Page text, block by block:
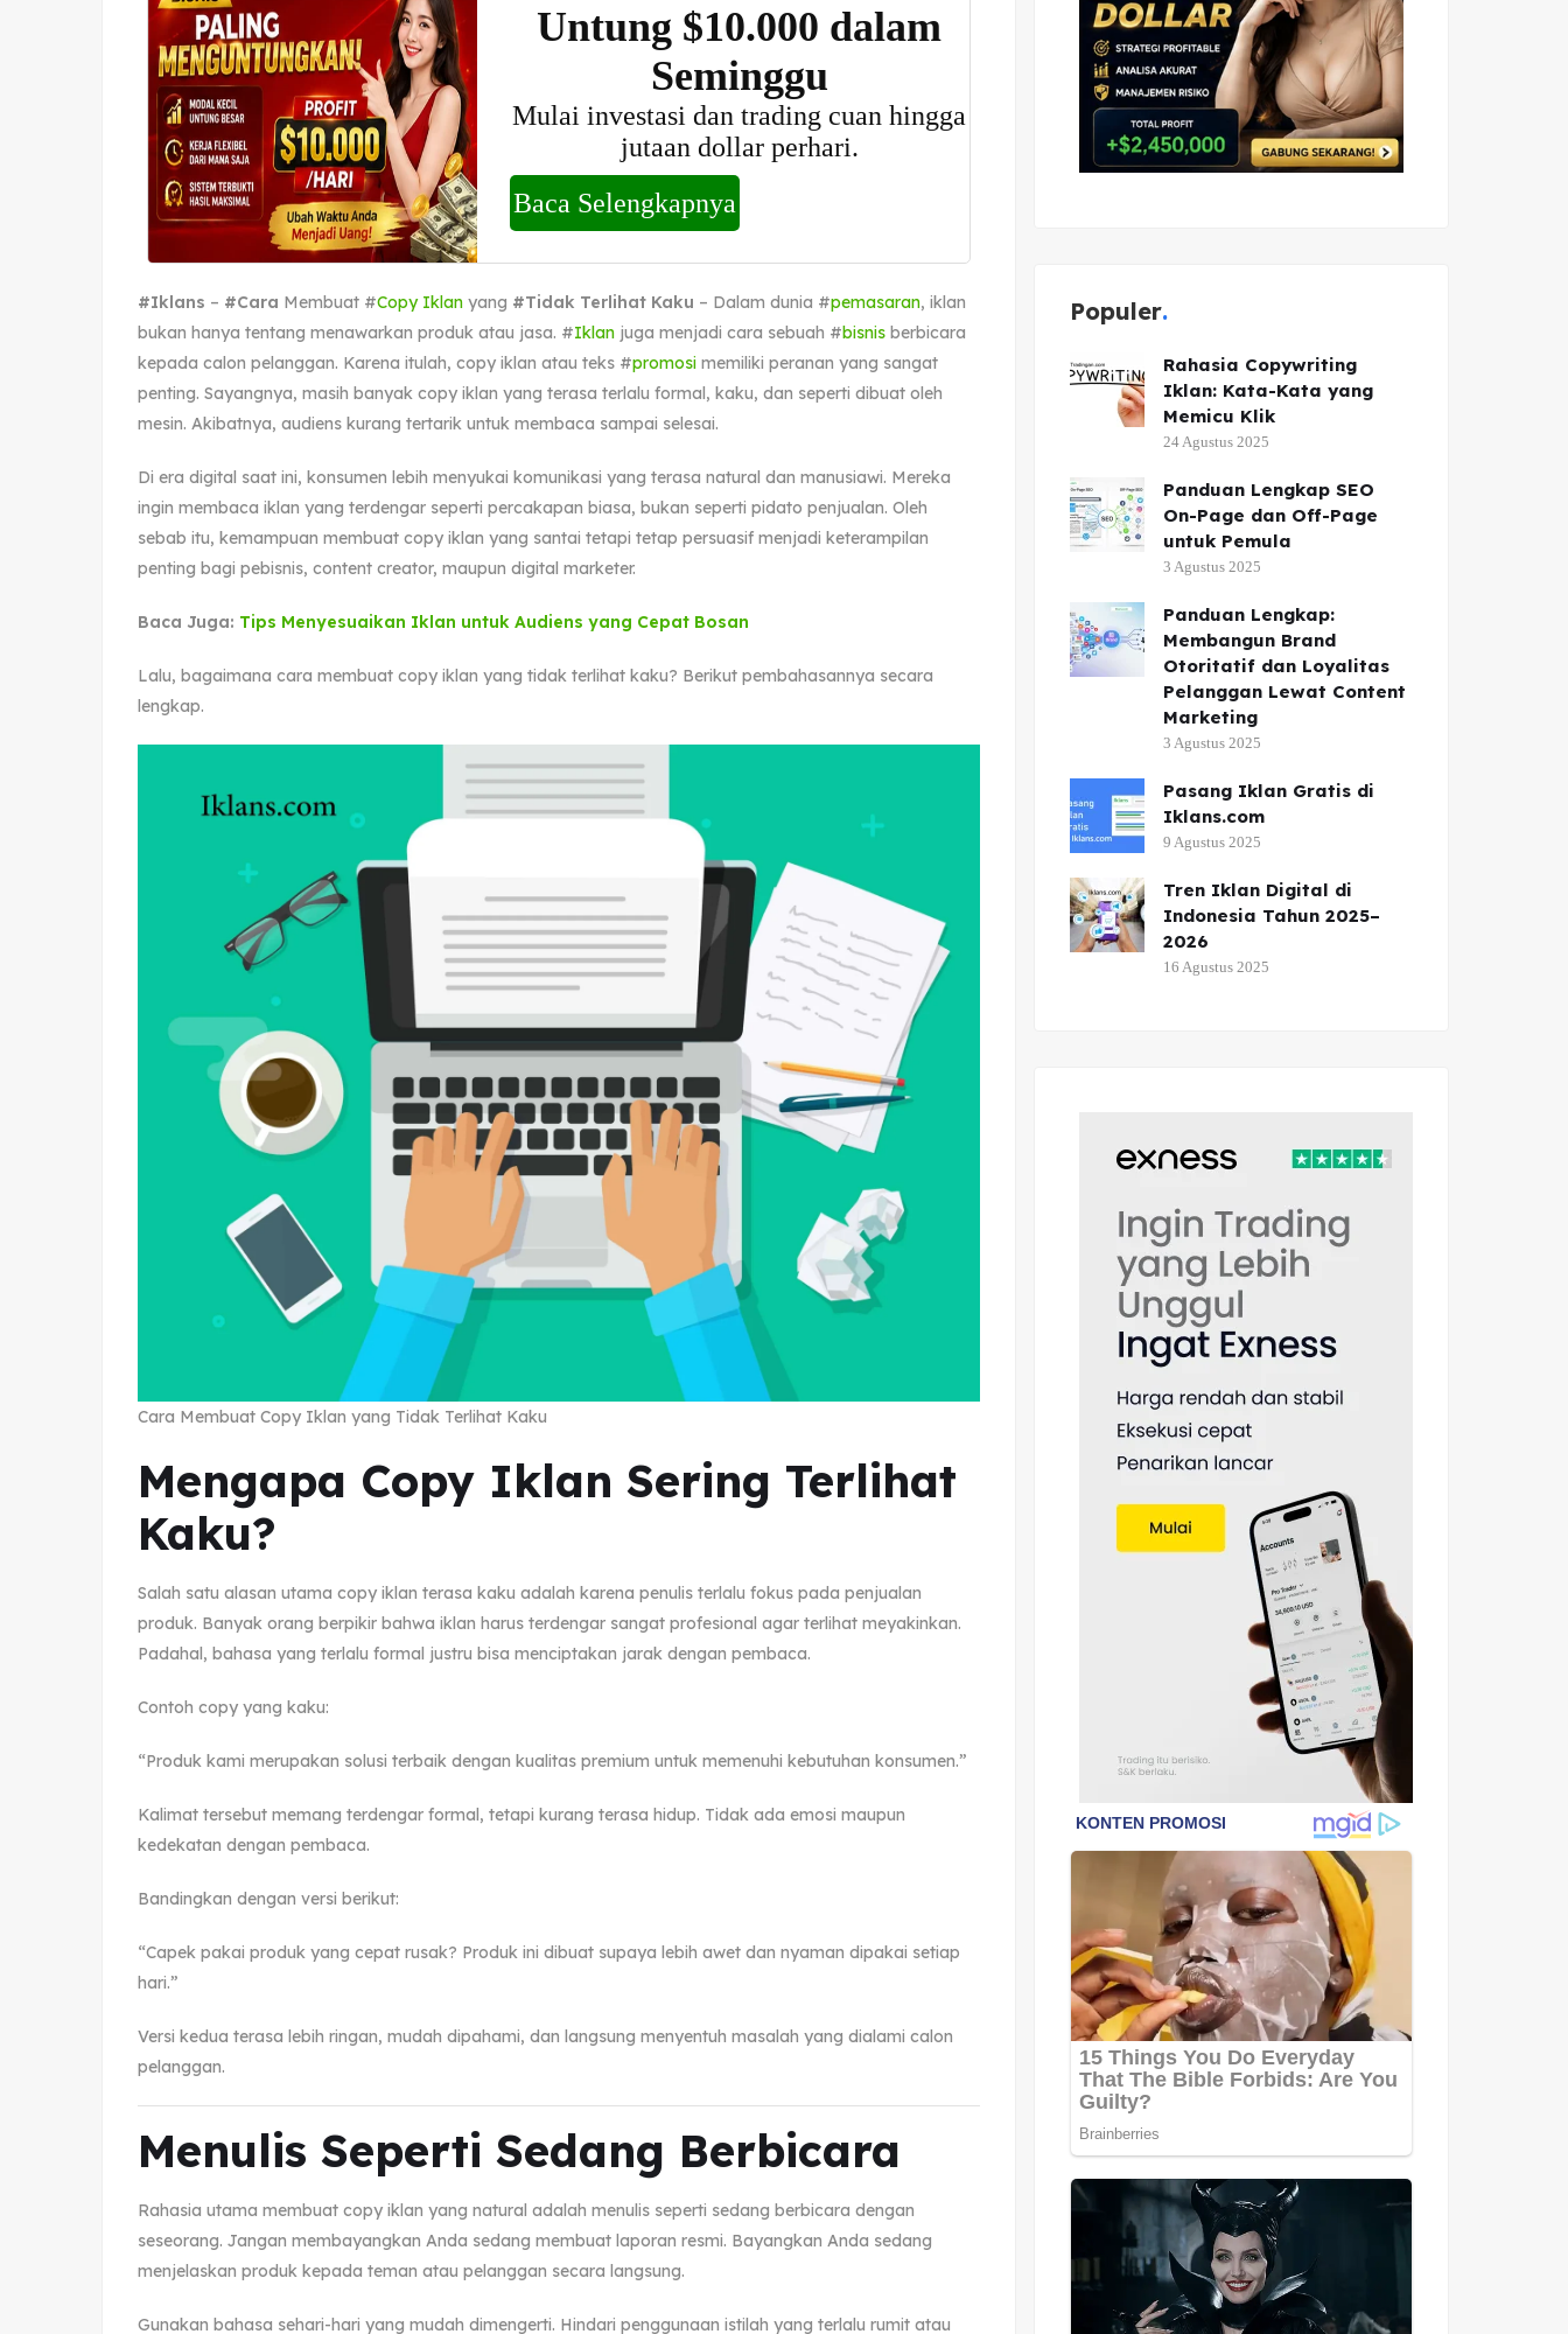
#Iklans – #Cara Membuat #Copy Iklan yang #Tidak Terlihat Kaku – Dalam dunia #pemasaran, iklan
bukan hanya tentang menawarkan produk atau jasa. #Iklan juga menjadi cara sebuah #bisnis berbicara
kepada calon pelanggan. Karena itulah, copy iklan atau teks #promosi memiliki peranan yang sangat
penting. Sayangnya, masih banyak copy iklan yang terasa terlalu formal, kaku, dan seperti dibuat oleh
mesin. Akibatnya, audiens kurang tertarik untuk membaca sampai selesai.
Di era digital saat ini, konsumen lebih menyukai komunikasi yang terasa natural dan manusiawi. Mereka
ingin membaca iklan yang terdengar seperti percakapan biasa, bukan seperti pidato penjualan. Oleh
sebab itu, kemampuan membuat copy iklan yang santai tetapi tetap persuasif menjadi keterampilan
penting bagi pebisnis, content creator, maupun digital marketer.
Baca Juga: Tips Menyesuaikan Iklan untuk Audiens yang Cepat Bosan
Lalu, bagaimana cara membuat copy iklan yang tidak terlihat kaku? Berikut pembahasannya secara
lengkap.
Cara Membuat Copy Iklan yang Tidak Terlihat Kaku
Mengapa Copy Iklan Sering Terlihat
Kaku?
Salah satu alasan utama copy iklan terasa kaku adalah karena penulis terlalu fokus pada penjualan
produk. Banyak orang berpikir bahwa iklan harus terdengar sangat profesional agar terlihat meyakinkan.
Padahal, bahasa yang terlalu formal justru bisa menciptakan jarak dengan pembaca.
Contoh copy yang kaku:
“Produk kami merupakan solusi terbaik dengan kualitas premium untuk memenuhi kebutuhan konsumen.”
Kalimat tersebut memang terdengar formal, tetapi kurang terasa hidup. Tidak ada emosi maupun
kedekatan dengan pembaca.
Bandingkan dengan versi berikut:
“Capek pakai produk yang cepat rusak? Produk ini dibuat supaya lebih awet dan nyaman dipakai setiap
hari.”
Versi kedua terasa lebih ringan, mudah dipahami, dan langsung menyentuh masalah yang dialami calon
pelanggan.
Menulis Seperti Sedang Berbicara
Rahasia utama membuat copy iklan yang natural adalah menulis seperti sedang berbicara dengan
seseorang. Jangan membayangkan Anda sedang membuat laporan resmi. Bayangkan Anda sedang
menjelaskan produk kepada teman atau pelanggan secara langsung.
Gunakan bahasa sehari-hari yang mudah dimengerti. Hindari penggunaan istilah yang terlalu rumit atau
Populer
Rahasia Copywriting
Iklan: Kata-Kata yang
Memicu Klik
24 Agustus 2025
Panduan Lengkap SEO
On-Page dan Off-Page
untuk Pemula
3 Agustus 2025
Panduan Lengkap:
Membangun Brand
Otoritatif dan Loyalitas
Pelanggan Lewat Content
Marketing
3 Agustus 2025
Pasang Iklan Gratis di
Iklans.com
9 Agustus 2025
Tren Iklan Digital di
Indonesia Tahun 2025–
2026
16 Agustus 2025